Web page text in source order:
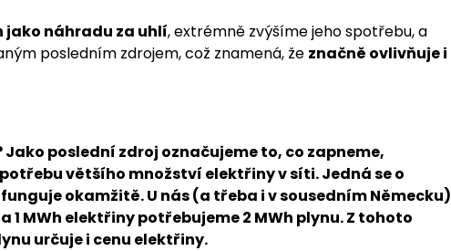
jako náhradu za uhlí, extrémně zvýšíme jeho spotřebu, a
posledním zdrojem, což znamená, že značně ovlivňuje i
Jako poslední zdroj označujeme to, co zapneme,
většího množství elektřiny v síti. Jedná se o
okamžitě. U nás (a třeba i v sousedním Německu)
1 MWh elektřiny potřebujeme 2 MWh plynu. Z tohoto
určuje i cenu elektřiny.